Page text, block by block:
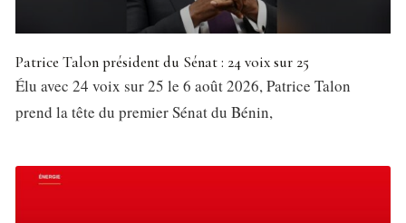
Patrice Talon président du Sénat : 24 voix sur 25
Élu avec 24 voix sur 25 le 6 août 2026, Patrice Talon
prend la tête du premier Sénat du Bénin,